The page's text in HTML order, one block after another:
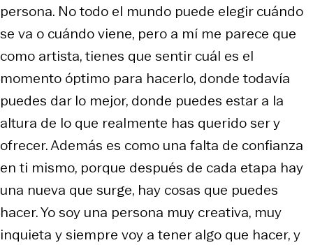
persona. No todo el mundo puede elegir cuándo
se va o cuándo viene, pero a mí me parece que
como artista, tienes que sentir cuál es el
momento óptimo para hacerlo, donde todavía
puedes dar lo mejor, donde puedes estar a la
altura de lo que realmente has querido ser y
ofrecer. Además es como una falta de confianza
en ti mismo, porque después de cada etapa hay
una nueva que surge, hay cosas que puedes
hacer. Yo soy una persona muy creativa, muy
inquieta y siempre voy a tener algo que hacer, y